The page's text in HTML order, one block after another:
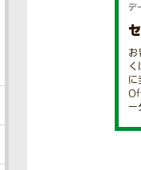
デ
お
に
ー